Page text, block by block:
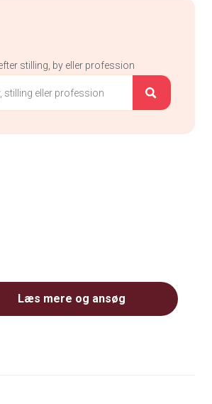
stilling, by eller profession
Læs mere og ansøg